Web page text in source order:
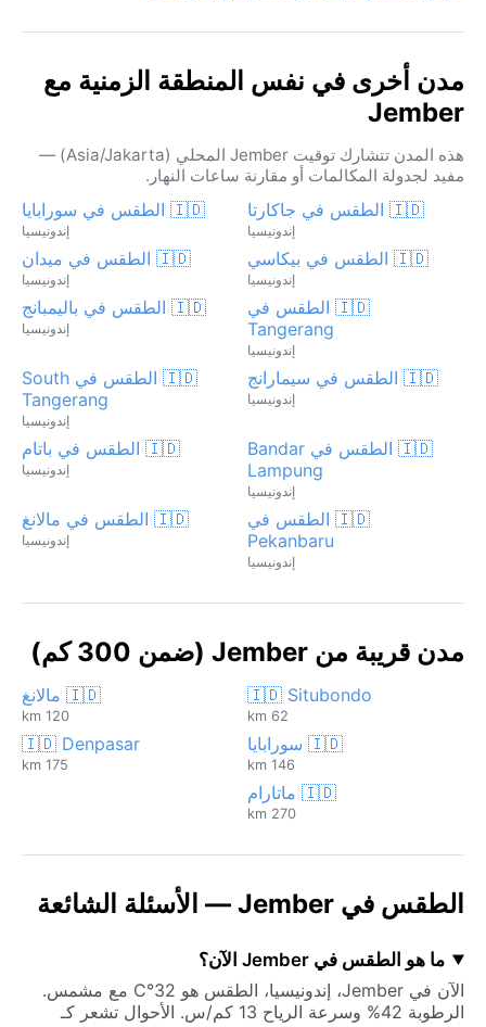
مدن أخرى في نفس المنطقة الزمنية مع
Jember
هذه المدن تتشارك توقيت Jember المحلي (Asia/Jakarta) —
مفيد لجدولة المكالمات أو مقارنة ساعات النهار.
🇮🇩 الطقس في جاكارتا
إندونيسيا
🇮🇩 الطقس في سورابايا
إندونيسيا
🇮🇩 الطقس في بيكاسي
إندونيسيا
🇮🇩 الطقس في ميدان
إندونيسيا
🇮🇩 الطقس في
Tangerang
إندونيسيا
🇮🇩 الطقس في باليمبانج
إندونيسيا
🇮🇩 الطقس في سيمارانج
إندونيسيا
🇮🇩 الطقس في South
Tangerang
إندونيسيا
🇮🇩 الطقس في Bandar
Lampung
إندونيسيا
🇮🇩 الطقس في باتام
إندونيسيا
🇮🇩 الطقس في
Pekanbaru
إندونيسيا
🇮🇩 الطقس في مالانغ
إندونيسيا
مدن قريبة من Jember (ضمن 300 كم)
🇮🇩 Situbondo
62 km
🇮🇩 مالانغ
120 km
🇮🇩 سورابايا
146 km
🇮🇩 Denpasar
175 km
🇮🇩 ماتارام
270 km
الطقس في Jember — الأسئلة الشائعة
ما هو الطقس في Jember الآن؟
الآن في Jember، إندونيسيا، الطقس هو 32°C مع مشمس.
الرطوبة 42% وسرعة الرياح 13 كم/س. الأحوال تشعر كـ